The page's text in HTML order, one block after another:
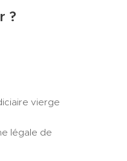
?
vierge
légale de